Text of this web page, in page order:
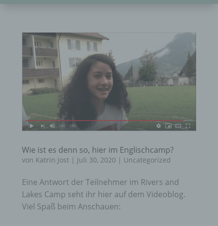
Wie ist es denn so, hier im Englischcamp?
von Katrin Jost| Juli 30, 2020 | Uncategorized
Eine Antwort der Teilnehmer im Rivers and
Lakes Camp seht ihr hier auf dem Videoblog.
Viel Spaß beim Anschauen: